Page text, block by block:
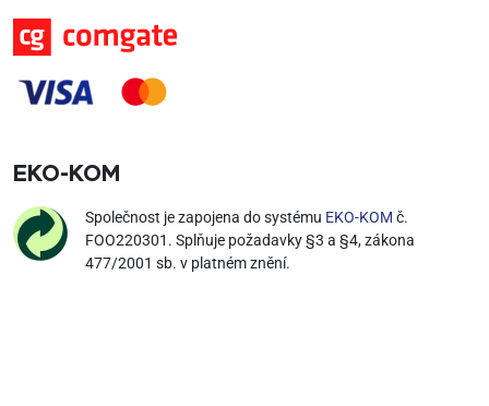
EKO‑KOM
Společnost je zapojena do systému EKO-KOM č.
FOO220301. Splňuje požadavky §3 a §4, zákona
477/2001 sb. v platném znění.